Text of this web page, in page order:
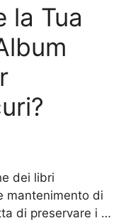
la Tua
dei libri
mantenimento di
di preservare i …